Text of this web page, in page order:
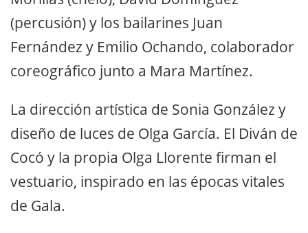
(percusión) y los bailarines Juan
Fernández y Emilio Ochando, colaborador
coreográfico junto a Mara Martínez.
La dirección artística de Sonia González y
diseño de luces de Olga García. El Diván de
Cocó y la propia Olga Llorente firman el
vestuario, inspirado en las épocas vitales
de Gala.